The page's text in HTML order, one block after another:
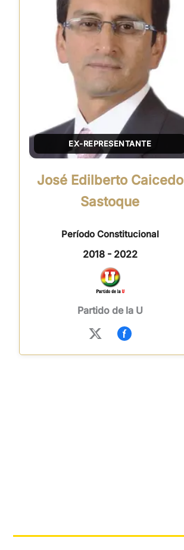
EX-REPRESENTANTE
José Edilberto Caicedo
Sastoque
Período Constitucional
2018 - 2022
Partido de la U